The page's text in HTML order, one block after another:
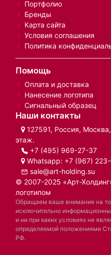
Портфолио
Бренды
Карта сайта
Условия соглашения
Политика
Помощь
Оплата и доставка
Нанесение логотипа
Сигнальный образец
Наши контакты
127591, Россия,
этаж.
+7 (495) 969-27-37
Whatsapp: +7 (967)
sale@art-holding.su
© 2007-2025 «Арт-
логотипом
Обращаем ваше внимание на
исключительно
и ни при каких условиях не
определяемой положениями
РФ.